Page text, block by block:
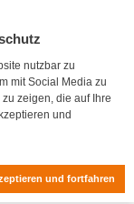
nutzbar zu
mit Social Media zu
zeigen, die auf Ihre
und
und fortfahren